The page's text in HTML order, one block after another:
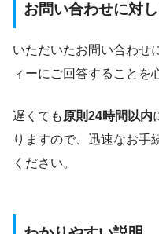
お問い合わせに対
いただいたお問い合わせ
ィーにご回答することを
遅くても原則24時間以内
りますので、迅速なお手
ください。